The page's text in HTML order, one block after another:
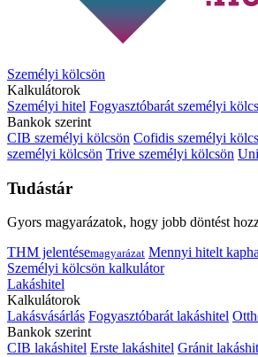
Személyi kölcsön
Kalkulátorok
Személyi hitel Fogyasztóbarát személyi
Bankok szerint
CIB személyi kölcsön Cofidis személyi
személyi kölcsön Trive személyi kölcsön
Tudástár
Gyors magyarázatok, hogy jobb döntést
THM jelentésemagyarázat Mennyi hitelt
Személyi kölcsön kalkulátor
Lakáshitel
Kalkulátorok
Lakásvásárlás Fogyasztóbarát lakáshitel
Bankok szerint
CIB lakáshitel Erste lakáshitel Gránit